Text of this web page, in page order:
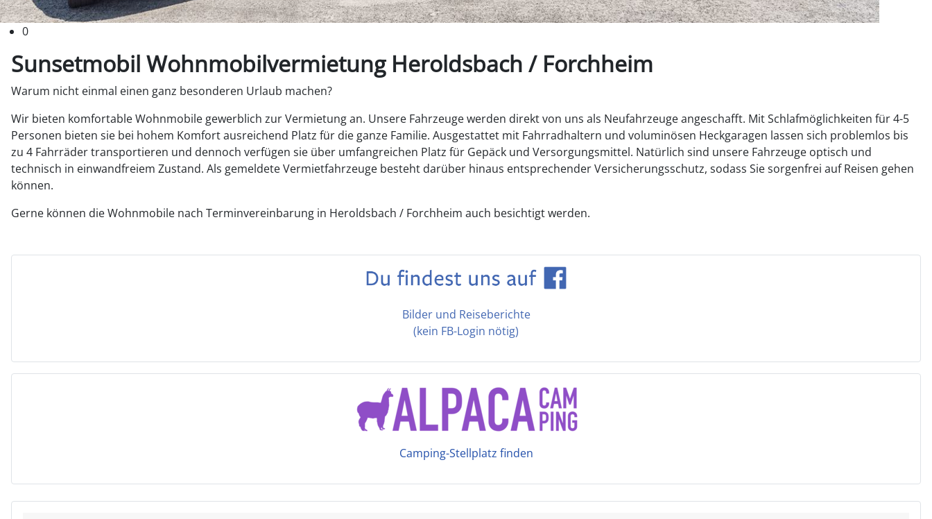
0
Sunsetmobil Wohnmobilvermietung Heroldsbach / Forchheim
Warum nicht einmal einen ganz besonderen Urlaub machen?
Wir bieten komfortable Wohnmobile gewerblich zur Vermietung an. Unsere Fahrzeuge werden direkt von uns als Neufahrzeuge angeschafft. Mit Schlafmöglichkeiten für 4-5
Personen bieten sie bei hohem Komfort ausreichend Platz für die ganze Familie. Ausgestattet mit Fahrradhaltern und voluminösen Heckgaragen lassen sich problemlos bis
zu 4 Fahrräder transportieren und dennoch verfügen sie über umfangreichen Platz für Gepäck und Versorgungsmittel. Natürlich sind unsere Fahrzeuge optisch und
technisch in einwandfreiem Zustand. Als gemeldete Vermietfahrzeuge besteht darüber hinaus entsprechender Versicherungsschutz, sodass Sie sorgenfrei auf Reisen gehen
können.
Gerne können die Wohnmobile nach Terminvereinbarung in Heroldsbach / Forchheim auch besichtigt werden.
Bilder und Reiseberichte
(kein FB-Login nötig)
Camping-Stellplatz finden